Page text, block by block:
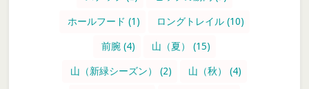
ホールフード (1) ロングトレイル(10)
前腕(4) 山（夏） (15)
山（新緑シーズン） (2) 山（秋） (4)